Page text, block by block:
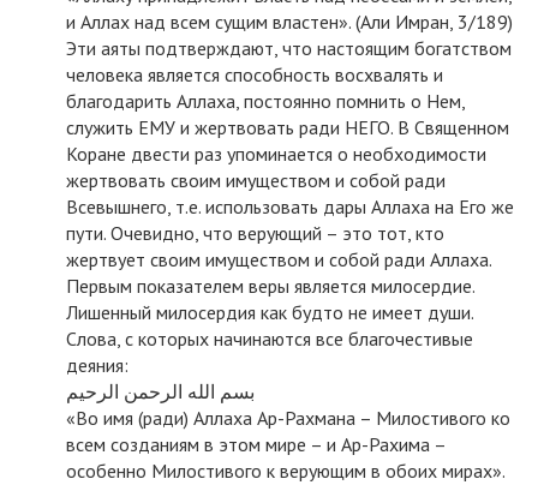
и Аллах над всем сущим властен». (Али Имран, 3/189)
Эти аяты подтверждают, что настоящим богатством
человека является способность восхвалять и
благодарить Аллаха, постоянно помнить о Нем,
служить ЕМУ и жертвовать ради НЕГО. В Священном
Коране двести раз упоминается о необходимости
жертвовать своим имуществом и собой ради
Всевышнего, т.е. использовать дары Аллаха на Его же
пути. Очевидно, что верующий – это тот, кто
жертвует своим имуществом и собой ради Аллаха.
Первым показателем веры является милосердие.
Лишенный милосердия как будто не имеет души.
Слова, с которых начинаются все благочестивые
деяния:
بسم الله الرحمن الرحيم
«Во имя (ради) Аллаха Ар-Рахмана – Милостивого ко
всем созданиям в этом мире – и Ар-Рахима –
особенно Милостивого к верующим в обоих мирах».